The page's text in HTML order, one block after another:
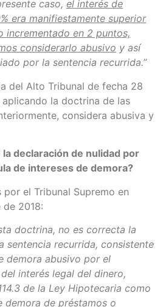
caso, el interés de
era manifiestamente superior
incrementado en 2 puntos,
considerarlo abusivo y así
por la sentencia recurrida.”
del Alto Tribunal de fecha 28
la doctrina de las
considera abusiva y
declaración de nulidad por
de intereses de demora?
el Tribunal Supremo en
2018:
doctrina, no es correcta la
sentencia recurrida, consistente
demora abusivo por el
interés legal del dinero,
de la Ley Hipotecaria como
demora de préstamos o